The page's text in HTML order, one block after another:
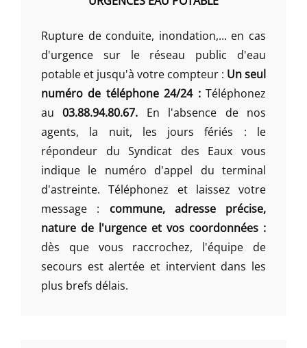
Rupture de conduite, inondation,... en cas
d'urgence sur le réseau public d'eau
potable et jusqu'à votre compteur : Un seul
numéro de téléphone 24/24 :Téléphonez
au03.88.94.80.67. En l'absence de nos
agents, la nuit, les jours fériés : le
répondeur du Syndicat des Eaux vous
indique le numéro d'appel du terminal
d'astreinte. Téléphonez et laissez votre
message : commune, adresse précise,
nature de l'urgence et vos coordonnées :
dès que vous raccrochez, l'équipe de
secours est alertée et intervient dans les
plus brefs délais.